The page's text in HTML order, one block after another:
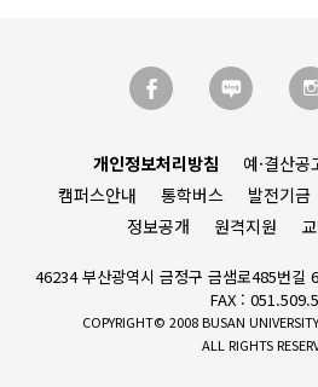
개인정보처리방침 예·결산공
캠퍼스안내
통학버스 발전기금
정보공개
원격지원
46234 부산광역시 금정구 금샘로485번길
FAX :
COPYRIGHT© 2008 BUSAN
ALL RIGHTS